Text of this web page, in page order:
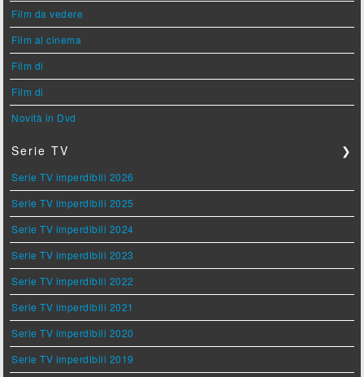
Film da vedere
Film al cinema
Film di
Film di
Novità in Dvd
Serie TV ❯
Serie TV imperdibili 2026
Serie TV imperdibili 2025
Serie TV imperdibili 2024
Serie TV imperdibili 2023
Serie TV imperdibili 2022
Serie TV imperdibili 2021
Serie TV imperdibili 2020
Serie TV imperdibili 2019